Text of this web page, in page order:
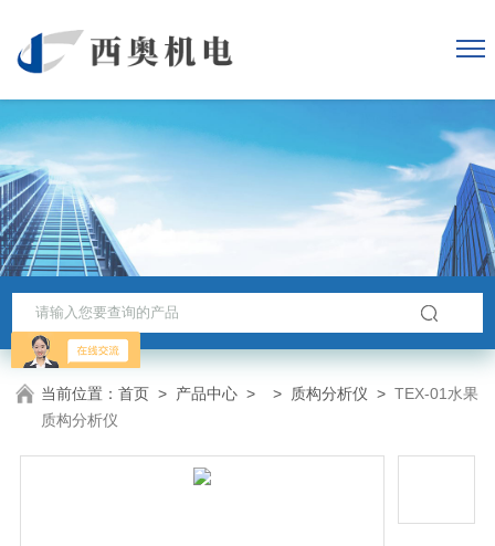
当前位置：首页 > 产品中心 > > 质构分析仪 >TEX-01水果
质构分析仪